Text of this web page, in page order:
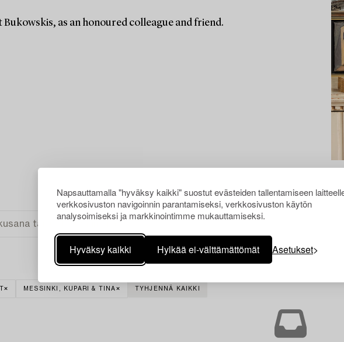
Napsauttamalla "hyväksy kaikki" suostut evästeiden tallentamiseen
verkkosivuston navigoinnin parantamiseksi, verkkosivuston käytön
analysoimiseksi ja markkinointimme mukauttamiseksi.
Hyväksy kaikki Hylkää ei-välttämättömät Asetukset
Bukowskis, as an honoured colleague and friend.
MESSINKI, KUPARI & TINA TYHJENNÄ KAIKKI